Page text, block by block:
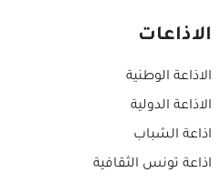
الاذاعات
الاذاعة الوطنية
الاذاعة الدولية
اذاعة الشباب
اذاعة تونس الثقافية